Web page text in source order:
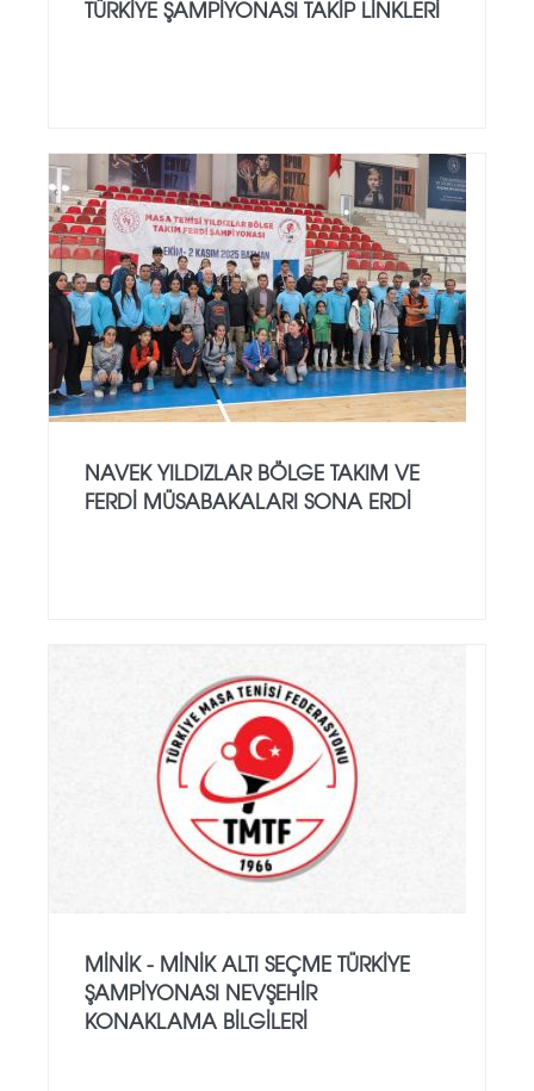
TÜRKIYE ŞAMPIYONASI TAKIP LINKLERI
NAVEK YILDIZLAR BÖLGE TAKIM VE
FERDI MÜSABAKALARI SONA ERDI
MINIK - MINIK ALTI SEÇME TÜRKIYE
ŞAMPIYONASI NEVŞEHIR
KONAKLAMA BILGILERI